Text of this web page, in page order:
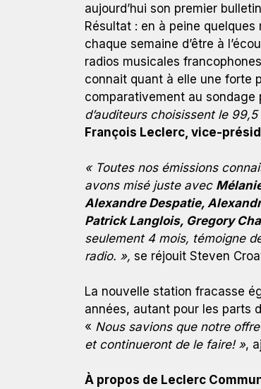
WKND 99,5 : la station en plus forte
aujourd’hui son premier
Résultat : en à peine
chaque semaine d’être à
radios musicales
connait quant à elle une forte
comparativement au sondage
d’auditeurs choisissent le
François Leclerc, vice-
« Toutes nos émissions
avons misé juste avec
Alexandre Despatie,
Patrick Langlois, Gregory
seulement 4 mois, témoigne
radio. », se réjouit Steven
La nouvelle station fracasse
années, autant pour les parts
« Nous savions que notre
et continueront de le faire! »,
À propos de Leclerc